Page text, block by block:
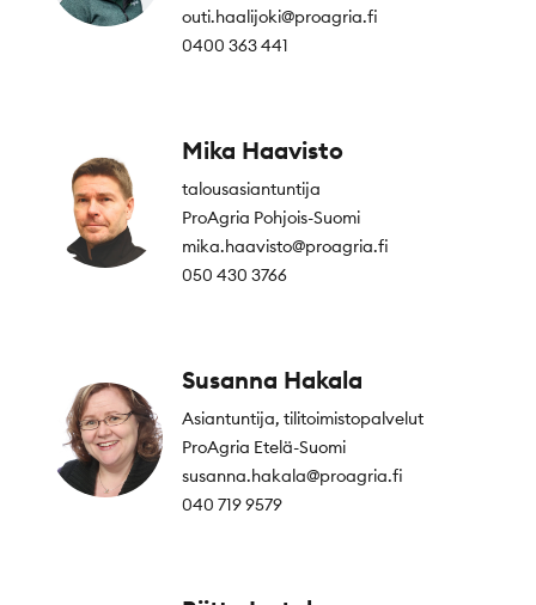
outi.haalijoki@proagria.fi
0400 363 441
Mika Haavisto
talousasiantuntija
ProAgria Pohjois-Suomi
mika.haavisto@proagria.fi
050 430 3766
Susanna Hakala
Asiantuntija, tilitoimistopalvelut
ProAgria Etelä-Suomi
susanna.hakala@proagria.fi
040 719 9579